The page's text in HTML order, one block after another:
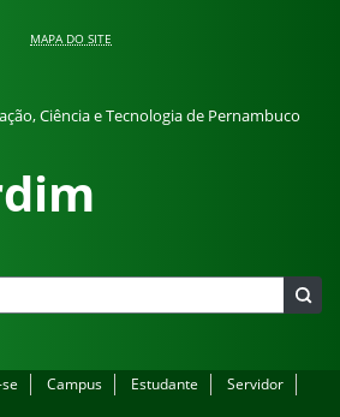
MAPA DO SITE
Ciência e Tecnologia de Pernambuco
Campus Estudante
Servidor